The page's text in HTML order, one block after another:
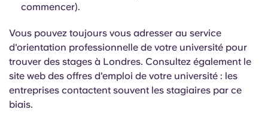
commencer).
Vous pouvez toujours vous adresser au service
d'orientation professionnelle de votre université pour
trouver des stages à Londres. Consultez également le
site web des offres d'emploi de votre université : les
entreprises contactent souvent les stagiaires par ce
biais.